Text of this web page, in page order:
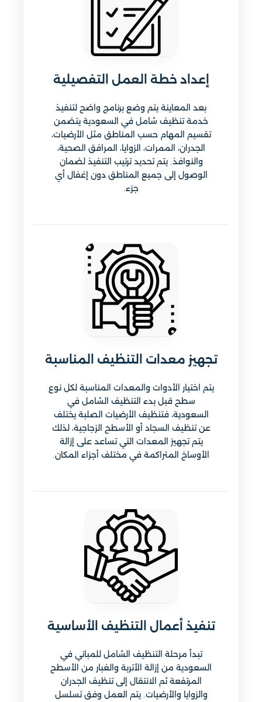
إعداد خطة العمل التفصيلية
بعد المعاينة يتم وضع برنامج واضح لتنفيذ
خدمة تنظيف شامل في السعودية يتضمن
تقسيم المهام حسب المناطق مثل الأرضيات،
الجدران، الممرات، الزوايا، المرافق الصحية،
والنوافذ. يتم تحديد ترتيب التنفيذ لضمان
الوصول إلى جميع المناطق دون إغفال أي
جزء.
تجهيز معدات التنظيف المناسبة
يتم اختيار الأدوات والمعدات المناسبة لكل نوع
سطح قبل بدء التنظيف الشامل في
السعودية، فتنظيف الأرضيات الصلبة يختلف
عن تنظيف السجاد أو الأسطح الزجاجية، لذلك
يتم تجهيز المعدات التي تساعد على إزالة
الأوساخ المتراكمة في مختلف أجزاء المكان.
تنفيذ أعمال التنظيف الأساسية
تبدأ مرحلة التنظيف الشامل للمباني في
السعودية من إزالة الأتربة والغبار من الأسطح
المرتفعة ثم الانتقال إلى تنظيف الجدران
والزوايا والأرضيات. يتم العمل وفق تسلسل